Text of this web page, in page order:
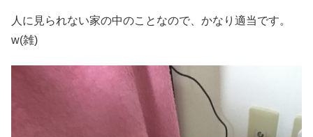
人に見られない家の中のことなので、かなり適当です。
w(雑)